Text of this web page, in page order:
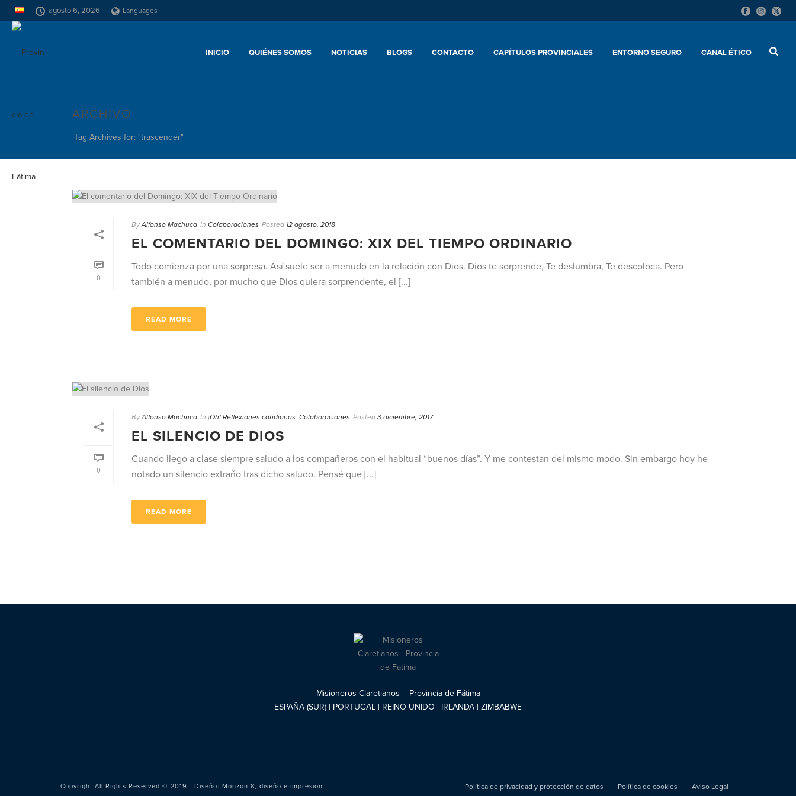
agosto 6, 2026 Languages
INICIO QUIÉNES SOMOS NOTICIAS BLOGS CONTACTO CAPÍTULOS PROVINCIALES ENTORNO SEGURO CANAL ÉTICO
ARCHIVO
Tag Archives for: "trascender"
0
By Alfonso Machuca In Colaboraciones Posted 12 agosto, 2018
EL COMENTARIO DEL DOMINGO: XIX DEL TIEMPO ORDINARIO
Todo comienza por una sorpresa. Así suele ser a menudo en la relación con Dios. Dios te sorprende, Te deslumbra, Te descoloca. Pero
también a menudo, por mucho que Dios quiera sorprendente, el [...]
READ MORE
0
By Alfonso Machuca In ¡Oh! Reflexiones cotidianas, Colaboraciones Posted 3 diciembre, 2017
EL SILENCIO DE DIOS
Cuando llego a clase siempre saludo a los compañeros con el habitual “buenos días”. Y me contestan del mismo modo. Sin embargo hoy he
notado un silencio extraño tras dicho saludo. Pensé que [...]
READ MORE
Misioneros Claretianos – Provincia de Fátima
ESPAÑA (SUR) | PORTUGAL | REINO UNIDO | IRLANDA | ZIMBABWE
Copyright All Rights Reserved © 2019 - Diseño: Monzon 8, diseño e impresión Política de privacidad y protección de datos Política de cookies Aviso Legal